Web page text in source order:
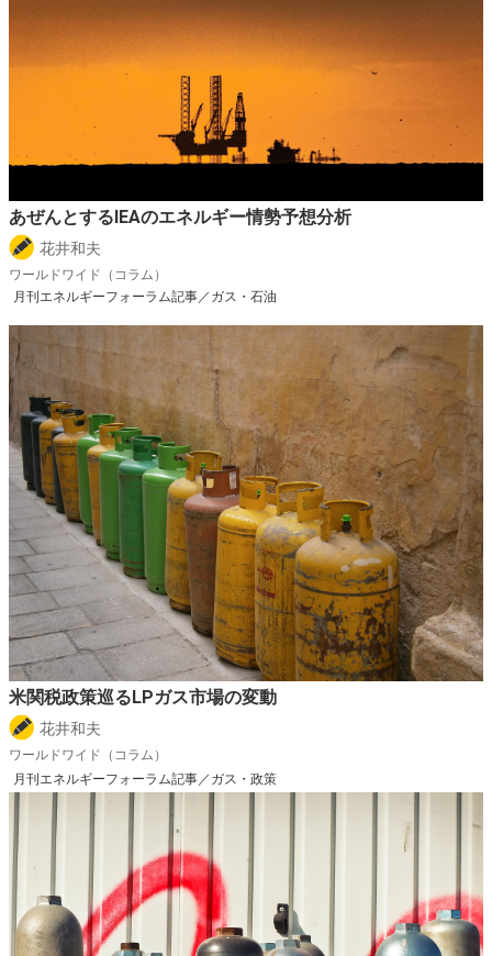
あぜんとするIEAのエネルギー情勢予想分析
花井和夫
ワールドワイド（コラム）
月刊エネルギーフォーラム記事／ガス・石油
米関税政策巡るLPガス市場の変動
花井和夫
ワールドワイド（コラム）
月刊エネルギーフォーラム記事／ガス・政策